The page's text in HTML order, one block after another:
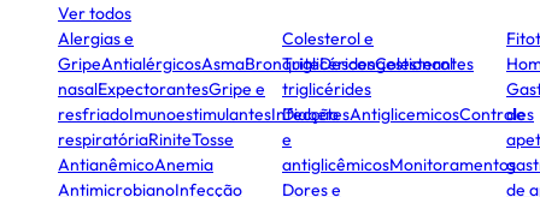
Ver todos
Alergias e
GripeAntialérgicosAsmaBronquiteDescongestionantes
nasalExpectorantesGripe e
resfriadoImunoestimulantesInfecção
respiratóriaRiniteTosse
AntianêmicoAnemia
AntimicrobianoInfecção
Colesterol e
TriglicéridesColesterol
triglicérides
DiabetesAntiglicemicosControles
e
antiglicêmicosMonitoramentos
Dores e
de
de